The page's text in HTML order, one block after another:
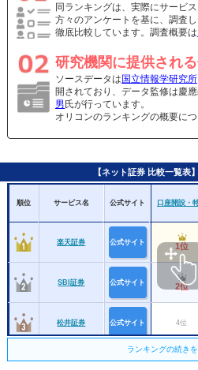
同ランキングは、実際にサービ
方々のアンケートを基に、調査
徹底比較しています。調査概要は
研究機関に提供され
ソースデータは国立情報学研究所
開されており、データ監修は慶
男氏が行っています。
オリコンのランキングの概要に
【ネット証券 比較一覧表
順位 サービス名 公式サイト 口座開設・
楽天証券 公式サイト 1位
SBI証券 公式サイト 2位
松井証券 公式サイト 4位
マネックス証券
ランキングの続き